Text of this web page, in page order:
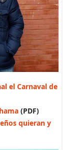
el Carnaval de
(PDF)
quieran y